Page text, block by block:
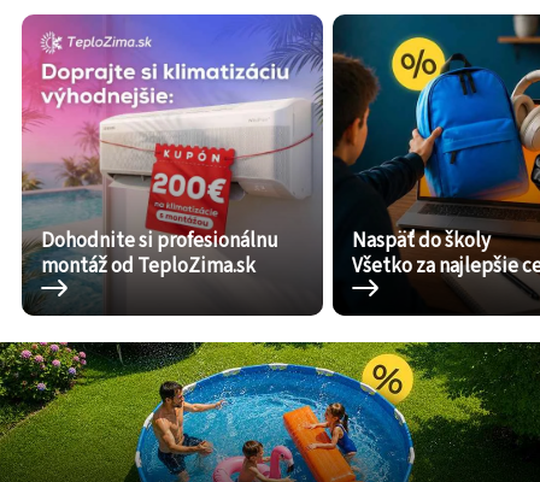
Dohodnite si profesionálnu
montáž od TeploZima.sk
Naspäť do školy
Všetko za najlepšie